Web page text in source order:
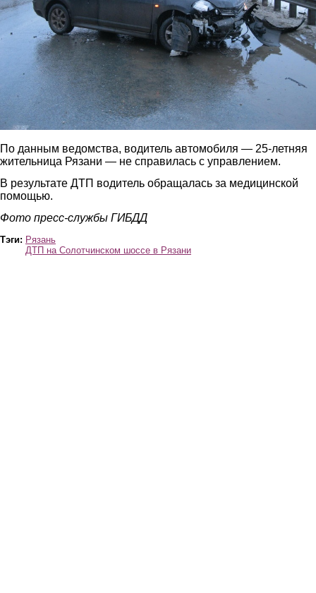
По данным ведомства, водитель автомобиля — 25-летняя
жительница Рязани — не справилась с управлением.
В результате ДТП водитель обращалась за медицинской
помощью.
Фото пресс-службы ГИБДД
Тэги: Рязань
ДТП на Солотчинском шоссе в Рязани